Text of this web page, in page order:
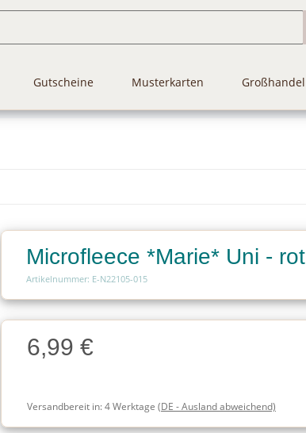
Gutscheine Musterkarten Großhandel
Microfleece *Marie* Uni - rot
Artikelnummer: E-N22105-015
Charge
Charge6,99 €
Versandbereit in:4 Werktage (DE - Ausland abweichend)